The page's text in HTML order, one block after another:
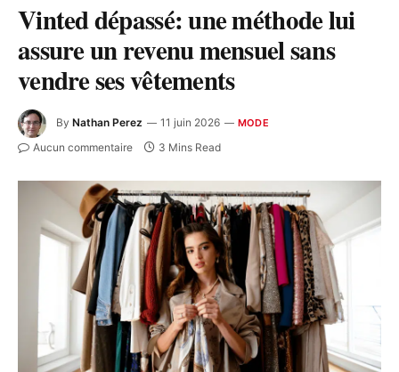
Vinted dépassé: une méthode lui
assure un revenu mensuel sans
vendre ses vêtements
By Nathan Perez 11 juin 2026 MODE
Aucun commentaire 3 Mins Read